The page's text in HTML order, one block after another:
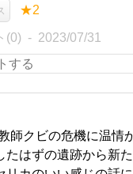
★2
(0) 2023/07/31
師クビの危機に温情
たはずの遺跡から新